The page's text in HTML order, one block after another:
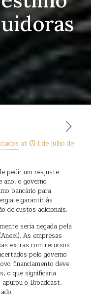
at
1 de julho de
pedir um reajuste
o governo
bancário para
e garantir às
de custos adicionais.
seria negada pela
As empresas
extras com recursos
pelo governo
financiamento deve
o que significaria
o Broadcast,